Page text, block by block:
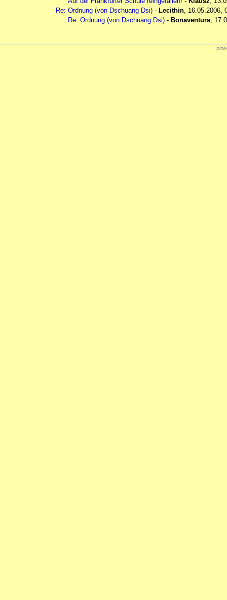
Re: Ordnung (von Dschuang Dsi) - Lecithin 16.05.2006,
Re: Ordnung (von Dschuang Dsi) - Bonaventura